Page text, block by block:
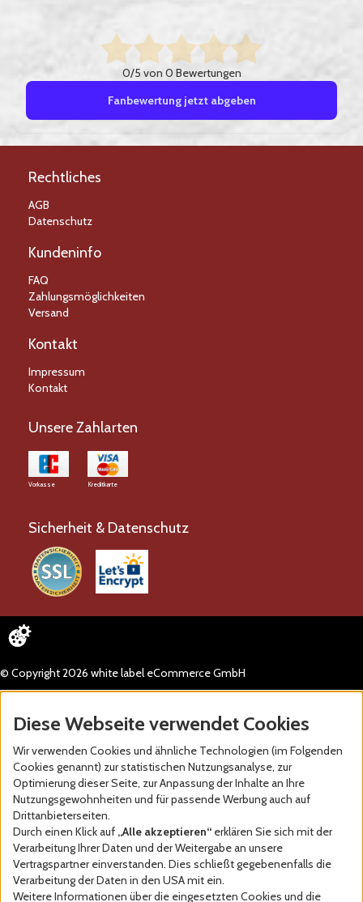
0/5 von 0 Bewertungen
Fanbewertung jetzt abgeben
Rechtliches
AGB
Datenschutz
Kundeninfo
FAQ
Zahlungsmöglichkeiten
Versand
Kontakt
Impressum
Kontakt
Unsere Zahlarten
Vorkasse Kreditkarte
Sicherheit & Datenschutz
© Copyright 2026 white label eCommerce GmbH
Diese Webseite verwendet Cookies
Wir verwenden Cookies und ähnliche Technologien (im Folgenden
Cookies genannt) zur statistischen Nutzungsanalyse, zur
Optimierung dieser Seite, zur Anpassung der Inhalte an Ihre
Nutzungsgewohnheiten und für passende Werbung auch auf
Drittanbieterseiten.
Durch einen Klick auf „Alle akzeptieren“ erklären Sie sich mit der
Verarbeitung Ihrer Daten und der Weitergabe an unsere
Vertragspartner einverstanden. Dies schließt gegebenenfalls die
Verarbeitung der Daten in den USA mit ein.
Weitere Informationen über die eingesetzten Cookies und die